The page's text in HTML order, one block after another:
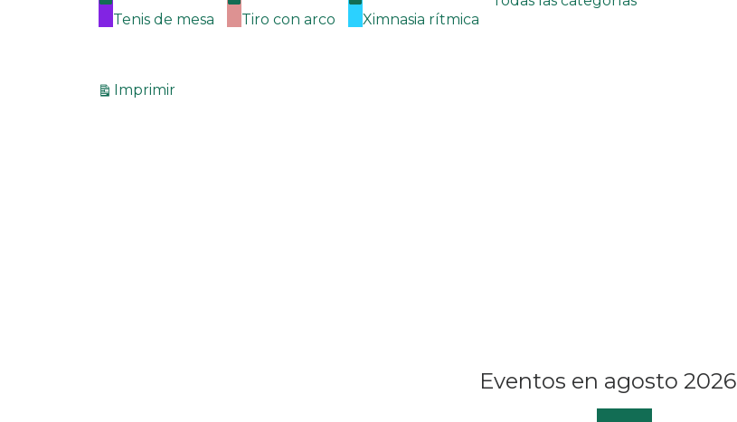
Tenis de mesa Tiro con arco Ximnasia rítmica
ImprimirVistas
Eventos en agosto 2026